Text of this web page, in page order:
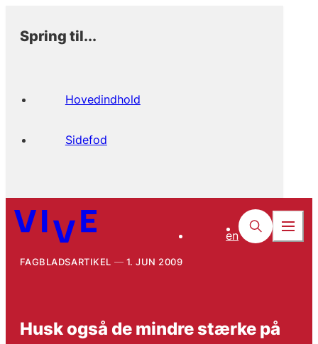
Spring til...
Hovedindhold
Sidefod
en
FAGBLADSARTIKEL 1. JUN 2009
Husk også de mindre stærke på